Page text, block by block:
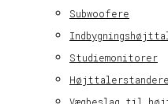
Subwoofere
Studiemonitorer
Højttalerstandere
Vægbeslag til